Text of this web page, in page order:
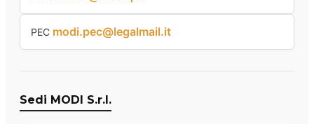
PEC modi.pec@legalmail.it
Sedi MODI S.r.l.